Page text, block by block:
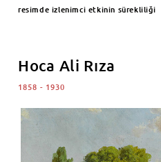
resimde izlenimci etkinin sürekliliği
Hoca Ali Rıza
1858 - 1930